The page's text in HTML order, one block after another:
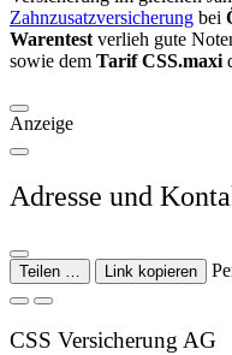
Zahnzusatzversicherung bei
Warentest verlieh gute
sowie dem Tarif CSS.maxi
Anzeige
Adresse und
Teilen … Link kopieren
CSS Versicherung AG